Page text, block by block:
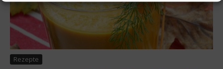
Rezepte